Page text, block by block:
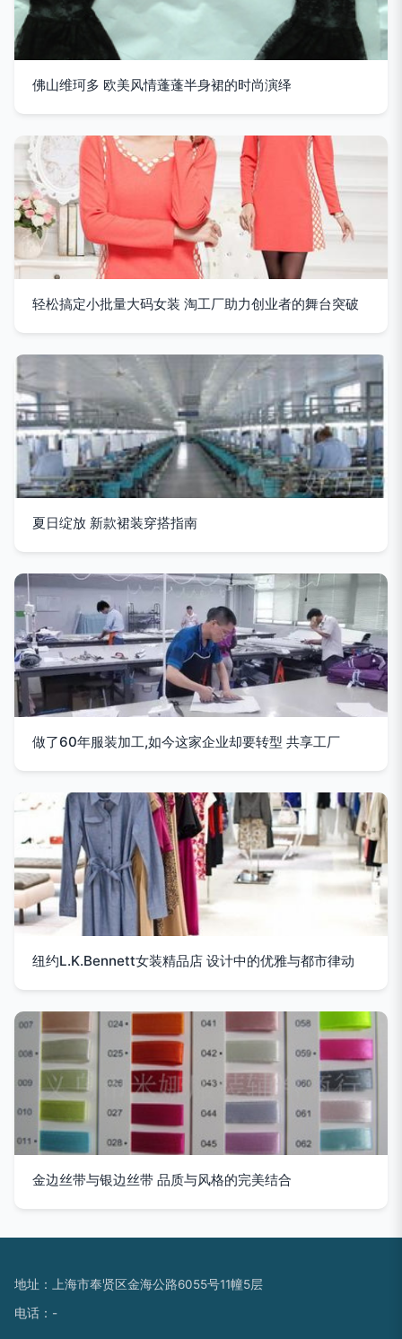
佛山维珂多 欧美风情蓬蓬半身裙的时尚演绎
轻松搞定小批量大码女装 淘工厂助力创业者的舞台突破
夏日绽放 新款裙装穿搭指南
做了60年服装加工,如今这家企业却要转型 共享工厂
纽约L.K.Bennett女装精品店 设计中的优雅与都市律动
金边丝带与银边丝带 品质与风格的完美结合
地址：上海市奉贤区金海公路6055号11幢5层
电话：-